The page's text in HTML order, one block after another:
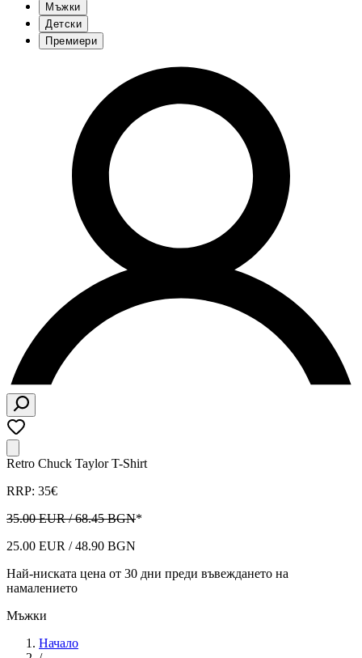
Мъжки
Детски
Премиери
Retro Chuck Taylor T-Shirt
RRP: 35€
35.00 EUR / 68.45 BGN*
25.00 EUR / 48.90 BGN
Най-ниската цена от 30 дни преди въвеждането на
намалението
Мъжки
Начало